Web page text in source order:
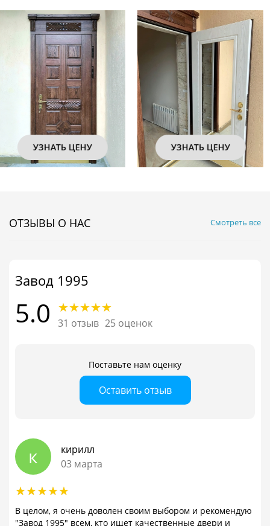
УЗНАТЬ ЦЕНУ УЗНАТЬ ЦЕНУ
ОТЗЫВЫ О НАС Смотреть все
Завод 1995
5.0 31 отзыв 25 оценок
Поставьте нам оценку
Оставить отзыв
к
кирилл
03 марта
В целом, я очень доволен своим выбором и рекомендую
"Завод 1995" всем, кто ищет качественные двери и